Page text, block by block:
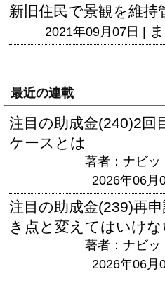
新旧住民で景観を維持
2021年09月07日 |
最近の連載
注目の助成金(240)2回
ケースとは
著者：ナビッ
2026年06月
注目の助成金(239)再
き点と変えてはいけな
著者：ナビッ
2026年06月